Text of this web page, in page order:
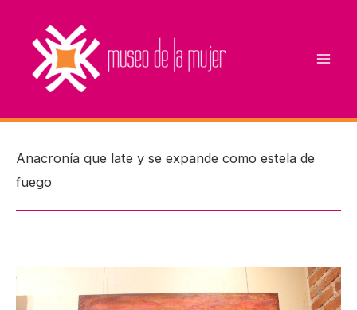
contenido
Anacronía que late y se expande como estela de
fuego